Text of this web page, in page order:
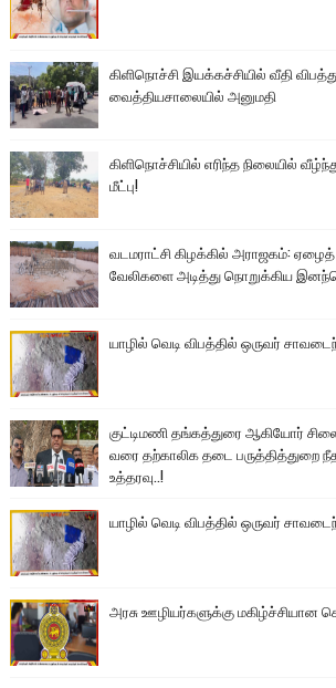
கிளிநொச்சி இயக்கச்சியில் வீதி
வைத்தியசாலையில் அனுமதி
கிளிநொச்சியில் எரிந்த நிலையில்
மீட்பு!
வடமராட்சி கிழக்கில் அராஜகம்:
வேலிகளை அடித்து நொறுக்கிய
யாழில் வெடி விபத்தில் ஒருவர்
குட்டிமணி தங்கத்துரை ஆகியோர்
வரை தற்காலிக தடை பருத்தித்துறை
உத்தரவு..!
யாழில் வெடி விபத்தில் ஒருவர்
அரசு ஊழியர்களுக்கு மகிழ்ச்சியான